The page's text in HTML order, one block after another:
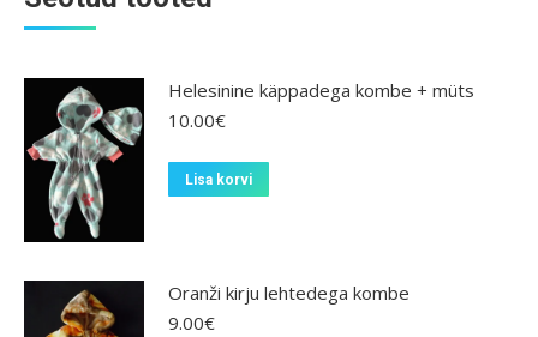
Helesinine käppadega kombe + müts
10.00€
Lisa korvi
Oranži kirju lehtedega kombe
9.00€